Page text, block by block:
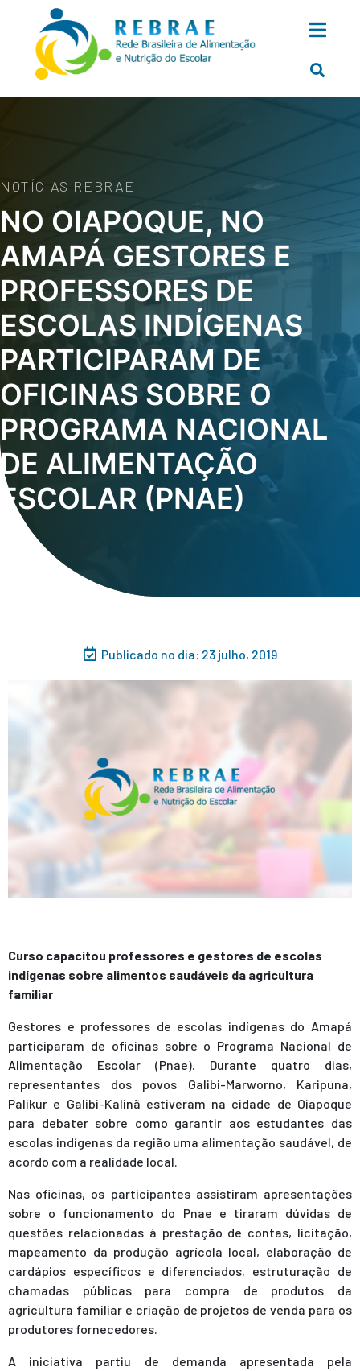
NOTÍCIAS REBRAE
NO OIAPOQUE, NO
AMAPÁ GESTORES E
PROFESSORES DE
ESCOLAS INDÍGENAS
PARTICIPARAM DE
OFICINAS SOBRE O
PROGRAMA NACIONAL
DE ALIMENTAÇÃO
ESCOLAR (PNAE)
Publicado no dia: 23 julho, 2019
Curso capacitou professores e gestores de escolas
indígenas sobre alimentos saudáveis da agricultura
familiar
Gestores e professores de escolas indígenas do Amapá
participaram de oficinas sobre o Programa Nacional de
Alimentação Escolar (Pnae). Durante quatro dias,
representantes dos povos Galibi-Marworno, Karipuna,
Palikur e Galibi-Kalinã estiveram na cidade de Oiapoque
para debater sobre como garantir aos estudantes das
escolas indígenas da região uma alimentação saudável, de
acordo com a realidade local.
Nas oficinas, os participantes assistiram apresentações
sobre o funcionamento do Pnae e tiraram dúvidas de
questões relacionadas à prestação de contas, licitação,
mapeamento da produção agrícola local, elaboração de
cardápios específicos e diferenciados, estruturação de
chamadas públicas para compra de produtos da
agricultura familiar e criação de projetos de venda para os
produtores fornecedores.
A iniciativa partiu de demanda apresentada pela